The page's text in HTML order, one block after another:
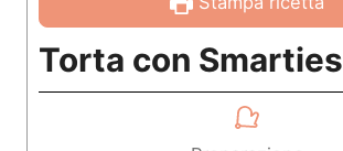
Torta con Smarties